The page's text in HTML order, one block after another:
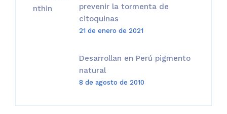
prevenir la tormenta de
citoquinas
21 de enero de 2021
Desarrollan en Perú pigmento
natural
8 de agosto de 2010